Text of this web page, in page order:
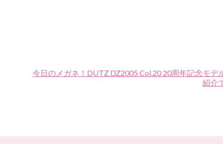
今日のメガネ！DUTZ DZ2005 Col.20 20周年記念モデ
紹介